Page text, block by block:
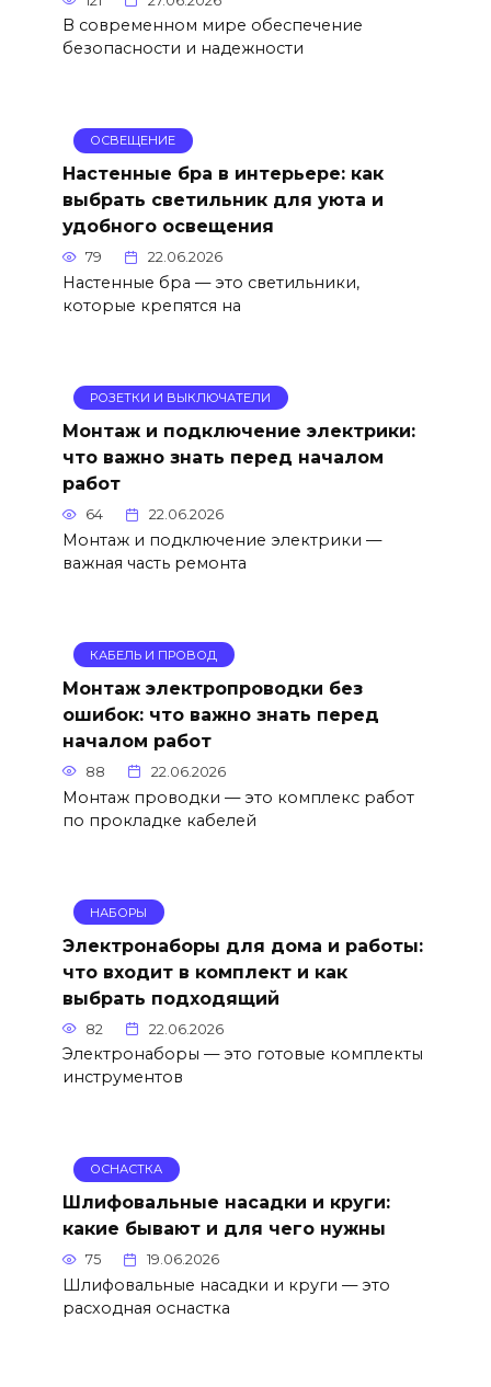
В современном мире обеспечение
безопасности и надежности
ОСВЕЩЕНИЕ
Настенные бра в интерьере: как
выбрать светильник для уюта и
удобного освещения
79 22.06.2026
Настенные бра — это светильники,
которые крепятся на
РОЗЕТКИ И ВЫКЛЮЧАТЕЛИ
Монтаж и подключение электрики:
что важно знать перед началом
работ
64 22.06.2026
Монтаж и подключение электрики —
важная часть ремонта
КАБЕЛЬ И ПРОВОД
Монтаж электропроводки без
ошибок: что важно знать перед
началом работ
88 22.06.2026
Монтаж проводки — это комплекс работ
по прокладке кабелей
НАБОРЫ
Электронаборы для дома и работы:
что входит в комплект и как
выбрать подходящий
82 22.06.2026
Электронаборы — это готовые комплекты
инструментов
ОСНАСТКА
Шлифовальные насадки и круги:
какие бывают и для чего нужны
75 19.06.2026
Шлифовальные насадки и круги — это
расходная оснастка